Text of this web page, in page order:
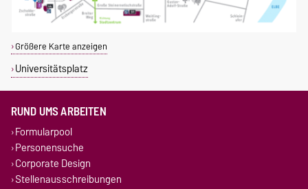
Größere Karte anzeigen
Universitätsplatz
RUND UMS ARBEITEN
Formularpool
Personensuche
Corporate Design
Stellenausschreibungen